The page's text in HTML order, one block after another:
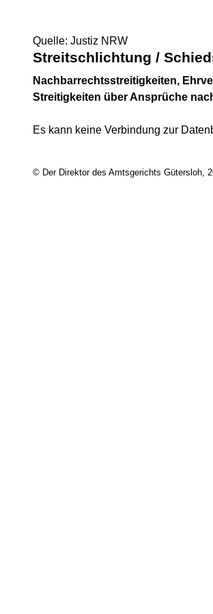
Quelle: Justiz NRW
Streitschlichtung /
Nachbarrechtsstreitigkeiten,
Streitigkeiten über Ansprüche
Es kann keine Verbindung zur
© Der Direktor des Amtsgerichts Gütersloh,